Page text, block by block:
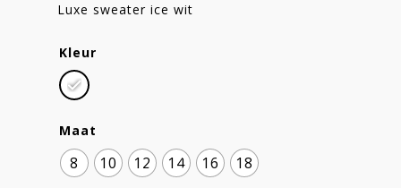
Luxe sweater ice wit
Kleur
Maat
8 10 12 14 16 18